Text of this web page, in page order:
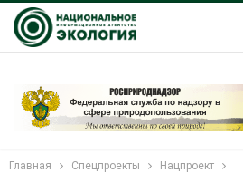
Главная Спецпроекты Нацпроект